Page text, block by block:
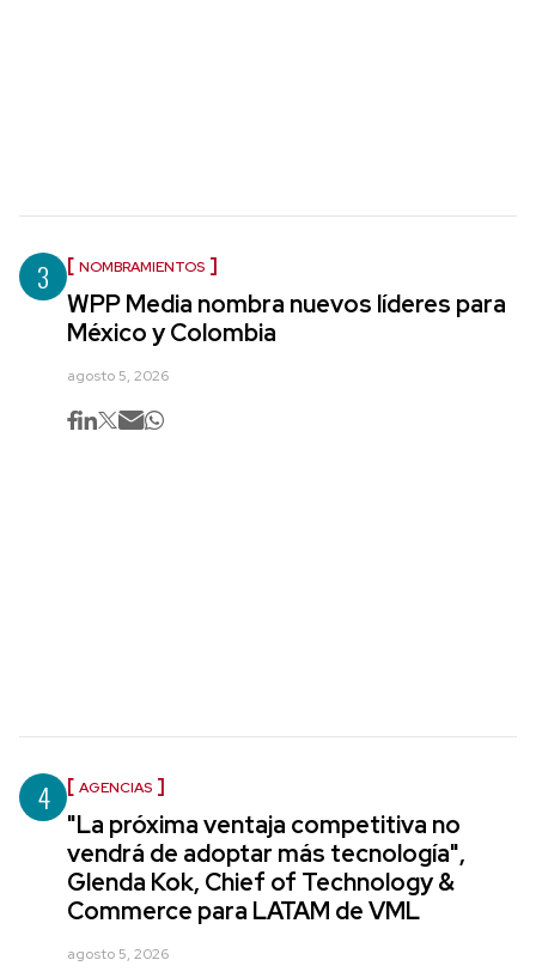
3 NOMBRAMIENTOS
WPP Media nombra nuevos líderes para
México y Colombia
agosto 5, 2026
4 AGENCIAS
"La próxima ventaja competitiva no
vendrá de adoptar más tecnología",
Glenda Kok, Chief of Technology &
Commerce para LATAM de VML
agosto 5, 2026